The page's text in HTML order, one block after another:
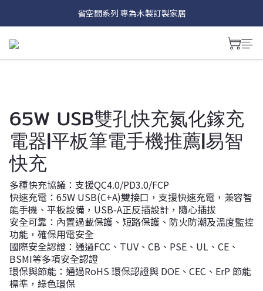
Hub系列 讓插座面板具有多種娛樂功能~
省空間系列 專為木製訂製家居
65W USB雙孔快充氮化鎵充
電器|平板筆電手機推薦|易智
快充
多種快充協議：支援QC4.0/PD3.0/FCP
快速充電：65W USB(C+A)雙接口，支援快速充電，兼容智
能手機、平板設備，USB-A正反插設計，隨心插拔
安全可靠：內置過載保護、短路保護、防火防潮及溫度監控
功能，確保用電安全
國際安全認證：通過FCC、TUV、CB、PSE、UL、CE、
BSMI等多項安全認證
環保與節能：通過RoHS 環保認證與 DOE、CEC、ErP 節能
標準，綠色環保